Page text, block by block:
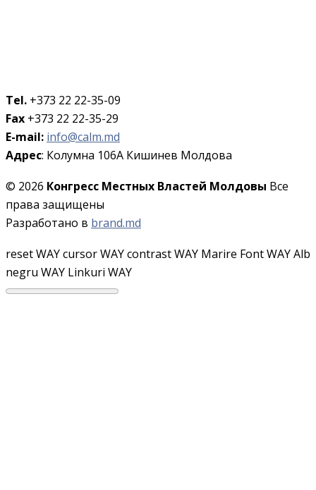
Tel. +373 22 22-35-09
Fax +373 22 22-35-29
E-mail: info@calm.md
Адрес: Колумна 106A Кишинев Молдова
© 2026 Конгресс Местных Властей Молдовы Все
права защищены
Разработано в brand.md
reset WAYcursor WAYcontrast WAY Marire Font WAYAlb
negru WAY Linkuri WAY